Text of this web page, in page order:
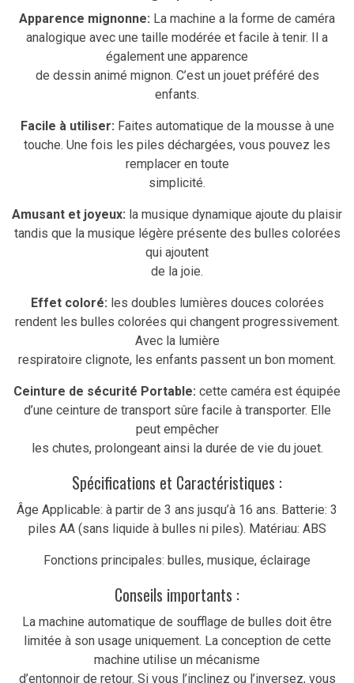
Apparence mignonne: La machine a la forme de caméra
analogique avec une taille modérée et facile à tenir. Il a
également une apparence
de dessin animé mignon. C’est un jouet préféré des
enfants.
Facile à utiliser: Faites automatique de la mousse à une
touche. Une fois les piles déchargées, vous pouvez les
remplacer en toute
simplicité.
Amusant et joyeux: la musique dynamique ajoute du plaisir
tandis que la musique légère présente des bulles colorées
qui ajoutent
de la joie.
Effet coloré: les doubles lumières douces colorées
rendent les bulles colorées qui changent progressivement.
Avec la lumière
respiratoire clignote, les enfants passent un bon moment.
Ceinture de sécurité Portable: cette caméra est équipée
d’une ceinture de transport sûre facile à transporter. Elle
peut empêcher
les chutes, prolongeant ainsi la durée de vie du jouet.
Spécifications et Caractéristiques :
Âge Applicable: à partir de 3 ans jusqu’à 16 ans. Batterie: 3
piles AA (sans liquide à bulles ni piles). Matériau: ABS
Fonctions principales: bulles, musique, éclairage
Conseils importants :
La machine automatique de soufflage de bulles doit être
limitée à son usage uniquement. La conception de cette
machine utilise un mécanisme
d’entonnoir de retour. Si vous l’inclinez ou l’inversez, vous